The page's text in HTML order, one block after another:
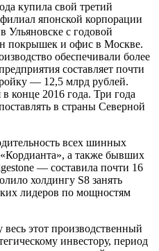
купила свой третий
японской корпорации
Ульяновске с годовой
покрышек и офис в Москве.
обеспечивали более
составляет почти
— 12,5 млрд рублей.
конце 2016 года. Три года
в страны Северной
всех шинных
а также бывших
— составила почти 16
холдингу S8 занять
лидеров по мощностям
этот производственный
инвестору, период